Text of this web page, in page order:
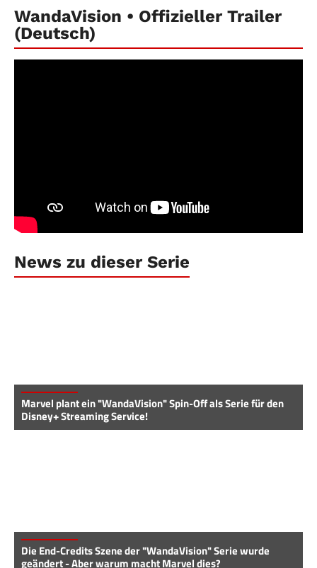
WandaVision • Offizieller Trailer
(Deutsch)
News zu dieser Serie
Marvel plant ein "WandaVision" Spin-Off als Serie für den
Disney+ Streaming Service!
Die End-Credits Szene der "WandaVision" Serie wurde
geändert - Aber warum macht Marvel dies?